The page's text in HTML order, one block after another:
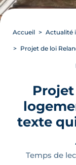
Accueil Actualité
Projet de loi
texte
Temps de